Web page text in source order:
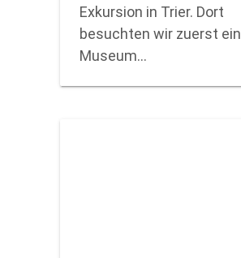
Exkursion in Trier. Dort
besuchten wir zuerst ein
Museum…